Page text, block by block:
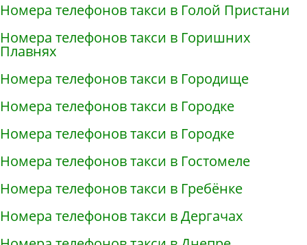
Номера телефонов такси в Голой Пристани
Номера телефонов такси в Горишних
Плавнях
Номера телефонов такси в Городище
Номера телефонов такси в Городке
Номера телефонов такси в Городке
Номера телефонов такси в Гостомеле
Номера телефонов такси в Гребёнке
Номера телефонов такси в Дергачах